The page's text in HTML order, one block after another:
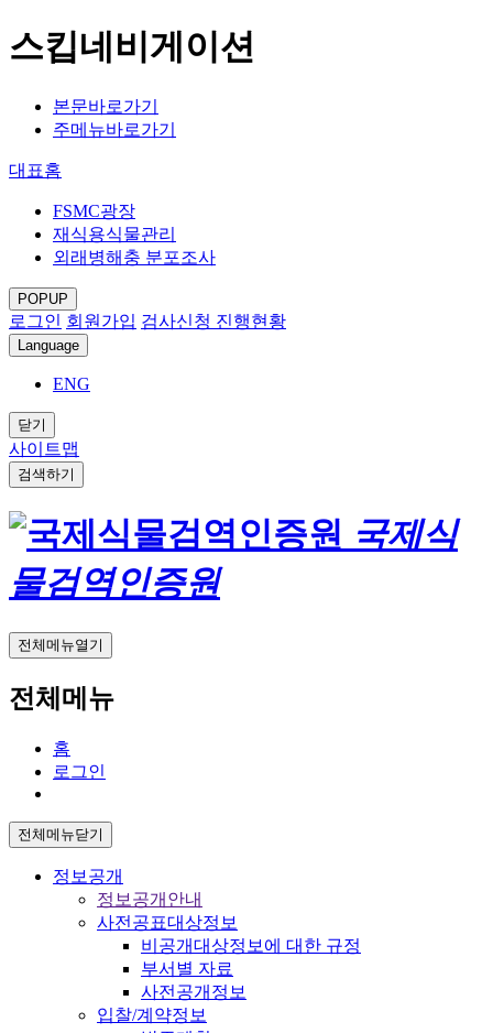
스킵네비게이션
본문바로가기
주메뉴바로가기
대표홈
FSMC광장
재식용식물관리
외래병해충 분포조사
POPUP
로그인 회원가입 검사신청 진행현황
Language
ENG
닫기
사이트맵
검색하기
국제식
물검역인증원
전체메뉴열기
전체메뉴
홈
로그인
전체메뉴닫기
정보공개
정보공개안내
사전공표대상정보
비공개대상정보에 대한 규정
부서별 자료
사전공개정보
입찰/계약정보